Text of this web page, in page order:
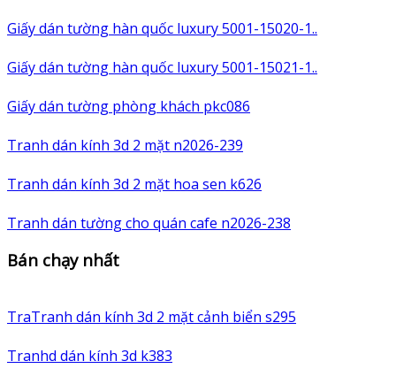
Giấy dán tường hàn quốc luxury 5001-15020-1..
Giấy dán tường hàn quốc luxury 5001-15021-1..
Giấy dán tường phòng khách pkc086
Tranh dán kính 3d 2 mặt n2026-239
Tranh dán kính 3d 2 mặt hoa sen k626
Tranh dán tường cho quán cafe n2026-238
Bán chạy nhất
TraTranh dán kính 3d 2 mặt cảnh biển s295
Tranhd dán kính 3d k383